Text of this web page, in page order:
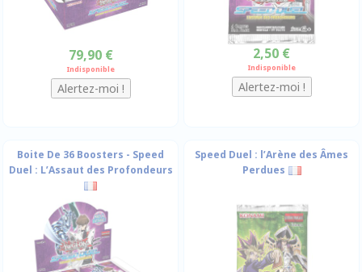
79,90 €
Indisponible
2,50 €
Indisponible
Boite De 36 Boosters - Speed
Duel : L’Assaut des Profondeurs
Speed Duel : l’Arène des Âmes
Perdues